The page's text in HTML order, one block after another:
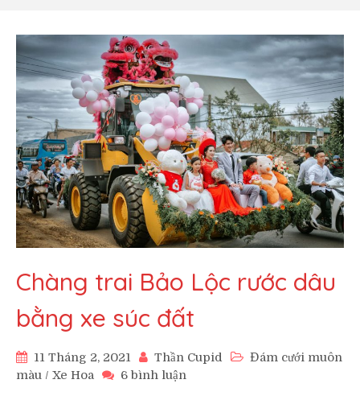
Chàng trai Bảo Lộc rước dâu
bằng xe súc đất
11 Tháng 2, 2021 Thần Cupid
Đám cưới muôn
màu / Xe Hoa 6 bình luận